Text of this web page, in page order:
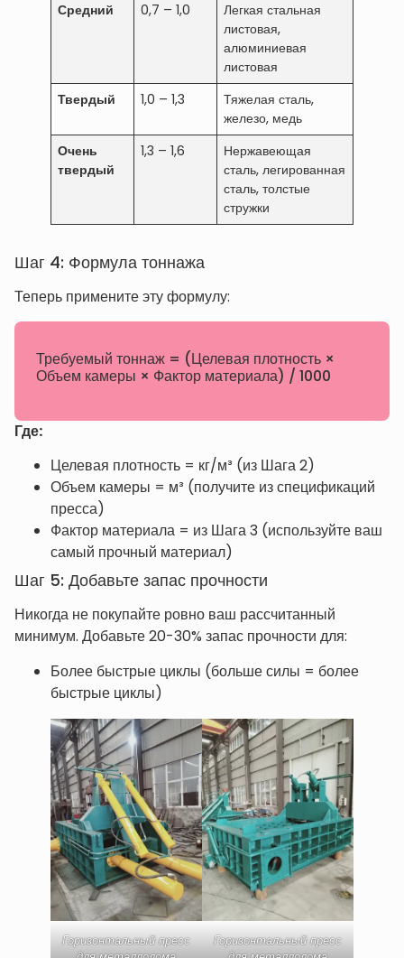
Средний
0,7 – 1,0
Легкая стальная
листовая,
алюминиевая
листовая
Твердый
1,0 – 1,3
Тяжелая сталь,
железо, медь
Очень
твердый
1,3 – 1,6
Нержавеющая
сталь, легированная
сталь, толстые
стружки
Шаг 4: Формула тоннажа
Теперь примените эту формулу:
Требуемый тоннаж = (Целевая плотность ×
Объем камеры × Фактор материала) / 1000
Где:
Целевая плотность = кг/м³ (из Шага 2)
Объем камеры = м³ (получите из спецификаций
пресса)
Фактор материала = из Шага 3 (используйте ваш
самый прочный материал)
Шаг 5: Добавьте запас прочности
Никогда не покупайте ровно ваш рассчитанный
минимум. Добавьте 20-30% запас прочности для:
Более быстрые циклы (больше силы = более
быстрые циклы)
Горизонтальный пресс
Горизонтальный пресс